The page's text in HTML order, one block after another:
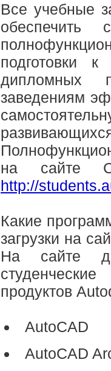
Все учебные
обеспечить
подготовки
дипломных
заведениям
на сайте
http://
Какие
загрузки на
На сайте
продуктов
AutoCAD
AutoCAD